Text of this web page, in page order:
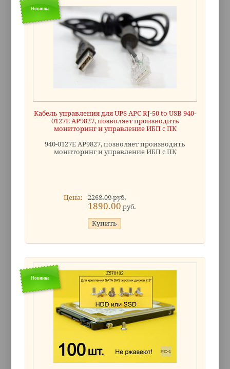
Новинка
Кабель управления для UPS APC RJ-50 to USB 940-
0127E AP9827, позволяет производить
мониторинг и управление ИБП с ПК
940-0127E AP9827, позволяет производить
мониторинг и управление ИБП с ПК
Цена: 2268.00 руб.
1890.00 руб.
Новинка